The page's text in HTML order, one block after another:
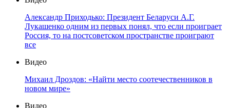
Александр Приходько: Президент Беларуси А.Г.
Лукашенко одним из первых понял, что если проиграет
Россия, то на постсоветском пространстве проиграют
все
Видео
Михаил Дроздов: «Найти место соотечественников в
новом мире»
Видео